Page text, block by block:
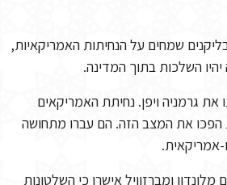
שמחים על הנחיתות האמריקאיות,
יהיו השלכות בתוך המדינה.
את גרמניה ויפן. נחיתת האמריקאים
הפכו את המצב הזה. הם עברו מתחושה
אמריקאית.
מלונדון ומברזוויל אישרו כי השלטונות